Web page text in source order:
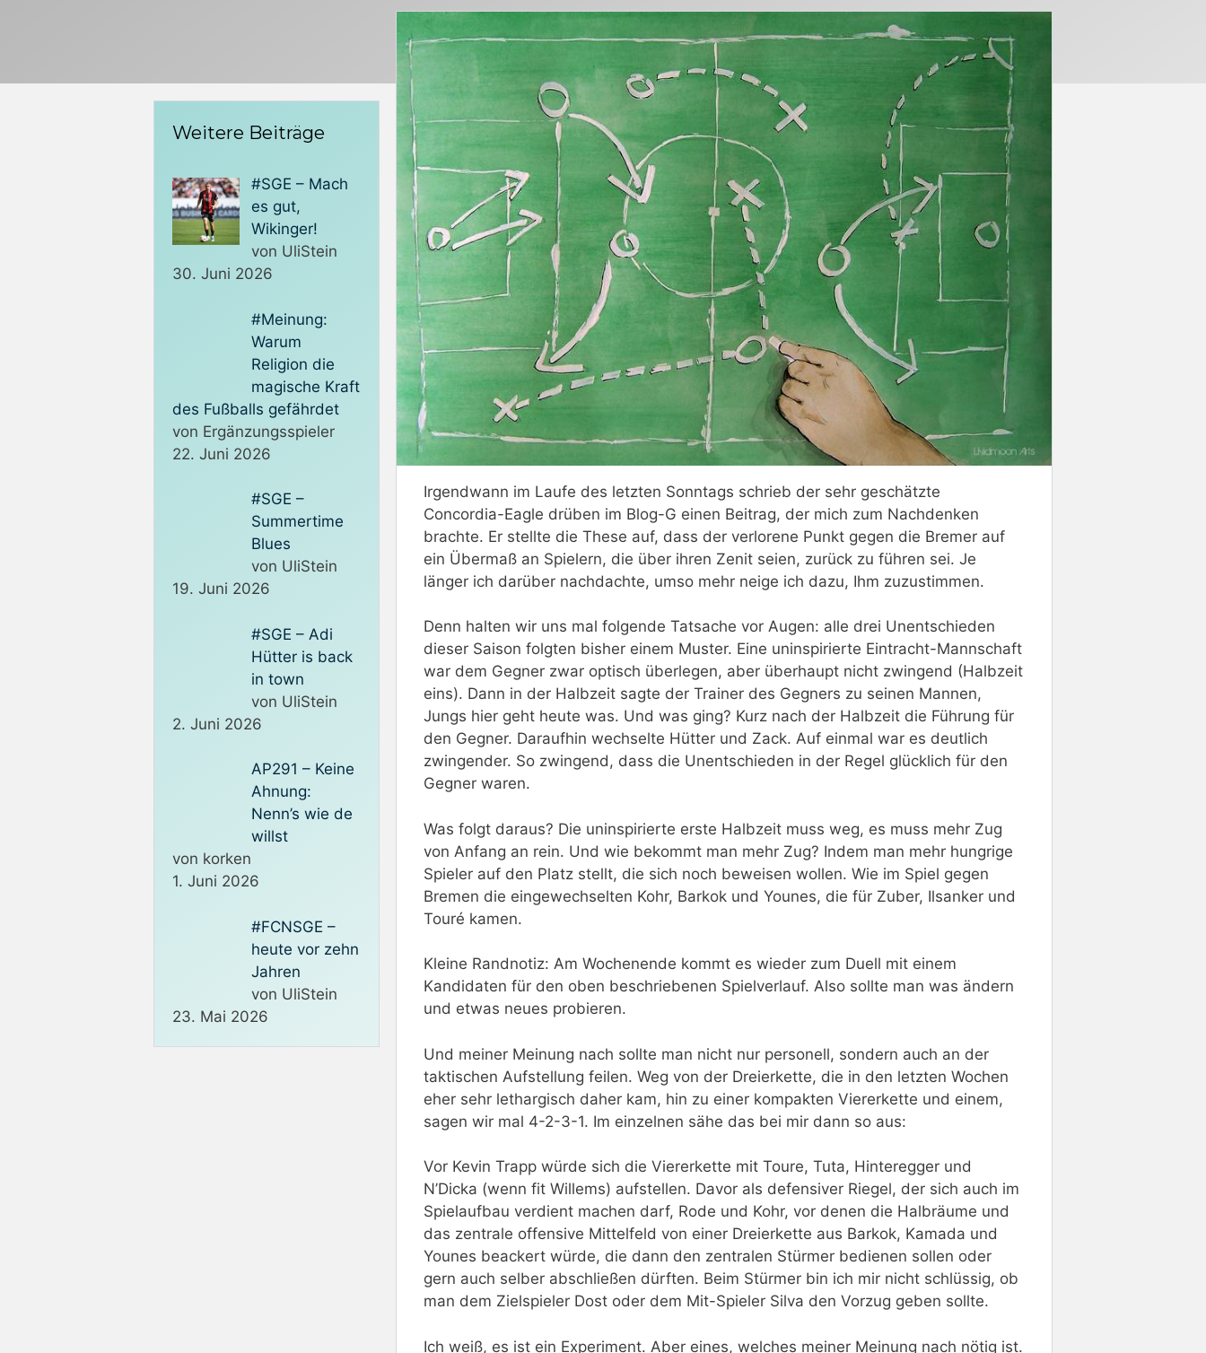
Irgendwann im Laufe des letzten Sonntags schrieb der sehr geschätzte
Concordia-Eagle drüben im Blog-G einen Beitrag, der mich zum Nachdenken
brachte. Er stellte die These auf, dass der verlorene Punkt gegen die Bremer auf
ein Übermaß an Spielern, die über ihren Zenit seien, zurück zu führen sei. Je
länger ich darüber nachdachte, umso mehr neige ich dazu, Ihm zuzustimmen.
Denn halten wir uns mal folgende Tatsache vor Augen: alle drei Unentschieden
dieser Saison folgten bisher einem Muster. Eine uninspirierte Eintracht-Mannschaft
war dem Gegner zwar optisch überlegen, aber überhaupt nicht zwingend (Halbzeit
eins). Dann in der Halbzeit sagte der Trainer des Gegners zu seinen Mannen,
Jungs hier geht heute was. Und was ging? Kurz nach der Halbzeit die Führung für
den Gegner. Daraufhin wechselte Hütter und Zack. Auf einmal war es deutlich
zwingender. So zwingend, dass die Unentschieden in der Regel glücklich für den
Gegner waren.
Was folgt daraus? Die uninspirierte erste Halbzeit muss weg, es muss mehr Zug
von Anfang an rein. Und wie bekommt man mehr Zug? Indem man mehr hungrige
Spieler auf den Platz stellt, die sich noch beweisen wollen. Wie im Spiel gegen
Bremen die eingewechselten Kohr, Barkok und Younes, die für Zuber, Ilsanker und
Touré kamen.
Kleine Randnotiz: Am Wochenende kommt es wieder zum Duell mit einem
Kandidaten für den oben beschriebenen Spielverlauf. Also sollte man was ändern
und etwas neues probieren.
Und meiner Meinung nach sollte man nicht nur personell, sondern auch an der
taktischen Aufstellung feilen. Weg von der Dreierkette, die in den letzten Wochen
eher sehr lethargisch daher kam, hin zu einer kompakten Viererkette und einem,
sagen wir mal 4-2-3-1. Im einzelnen sähe das bei mir dann so aus:
Vor Kevin Trapp würde sich die Viererkette mit Toure, Tuta, Hinteregger und
N’Dicka (wenn fit Willems) aufstellen. Davor als defensiver Riegel, der sich auch im
Spielaufbau verdient machen darf, Rode und Kohr, vor denen die Halbräume und
das zentrale offensive Mittelfeld von einer Dreierkette aus Barkok, Kamada und
Younes beackert würde, die dann den zentralen Stürmer bedienen sollen oder
gern auch selber abschließen dürften. Beim Stürmer bin ich mir nicht schlüssig, ob
man dem Zielspieler Dost oder dem Mit-Spieler Silva den Vorzug geben sollte.
Ich weiß, es ist ein Experiment. Aber eines, welches meiner Meinung nach nötig ist.
Weitere Beiträge
#SGE – Mach
es gut,
Wikinger!
von UliStein
30. Juni 2026
#Meinung:
Warum
Religion die
magische Kraft
des Fußballs gefährdet
von Ergänzungsspieler
22. Juni 2026
#SGE –
Summertime
Blues
von UliStein
19. Juni 2026
#SGE – Adi
Hütter is back
in town
von UliStein
2. Juni 2026
AP291 – Keine
Ahnung:
Nenn’s wie de
willst
von korken
1. Juni 2026
#FCNSGE –
heute vor zehn
Jahren
von UliStein
23. Mai 2026